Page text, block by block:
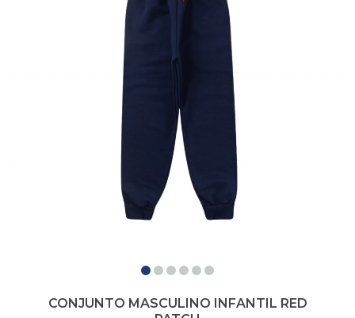
CONJUNTO MASCULINO INFANTIL RED